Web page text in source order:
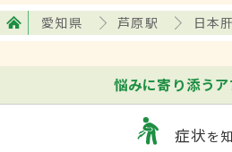
愛知県 芦原駅 日本
悩みに寄り添う
症状を